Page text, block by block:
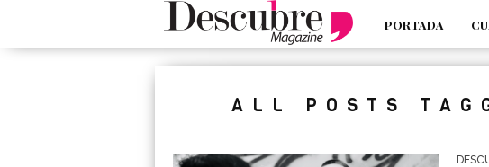
PORTADA
google-site-
ALL POSTS